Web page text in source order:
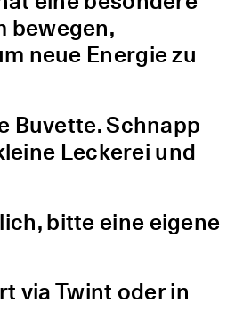
bewegen,
neue Energie zu
Buvette. Schnapp
Leckerei und
bitte eine eigene
via Twint oder in